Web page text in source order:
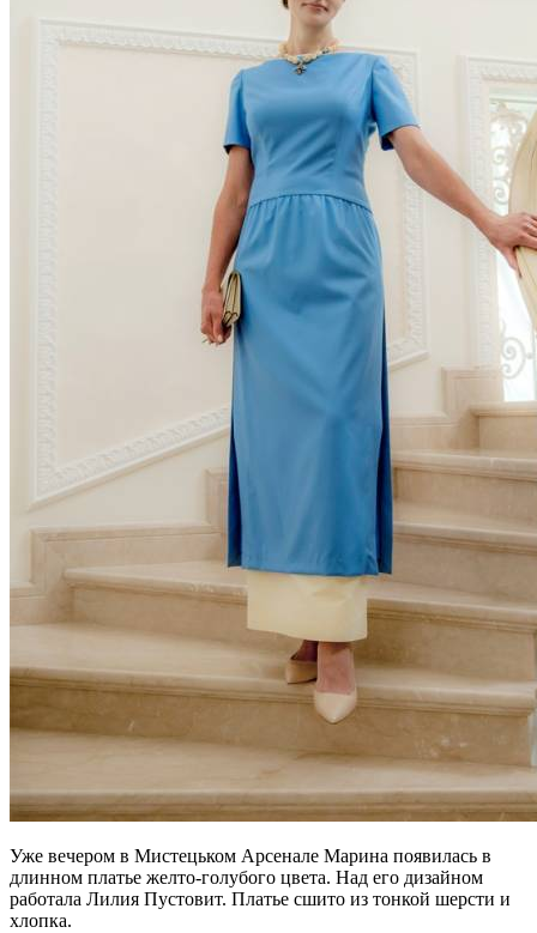
Уже вечером в Мистецьком Арсенале Марина появилась в
длинном платье желто-голубого цвета. Над его дизайном
работала Лилия Пустовит. Платье сшито из тонкой шерсти и
хлопка.